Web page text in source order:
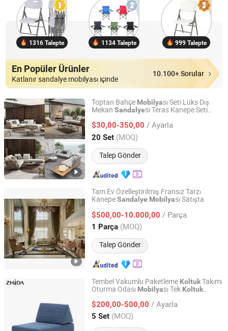
1316 Talepte 1134 Talepte 999 Talepte
En Popüler Ürünler
Katlanır sandalye mobilyası içinde
10.100+ Sorular
Toptan Bahçe Mobilyası Seti Lüks Dış
Mekan Sandalyesi Teras Kanepe Seti
Mobilyası
$30,00-350,00 / Ayarla
20 Set (MOQ)
Talep Gönder
Zhongshan Uptop Furnishings Co., Ltd.
Guangdong, China Fiyat 2010
Tam Ev Özelleştirilmiş Fransız Tarzı
KanepeSandalye Mobilyası Satışta
$500,00-10.000,00 / Parça
1 Parça (MOQ)
Talep Gönder
Sparkle Design & Decor Co., Ltd.
Guangdong, China Fiyat 2019
Tembel Vakumlu Paketleme KoltukTakımı
Oturma Odası Mobilyası Tek Koltuk
Modüler Kutuda
$200,00-500,00 / Ayarla
5 Set (MOQ)
Guangdong Zhida Furnishings Industrial Co., Ltd.
Guangdong, China Fiyat 2016